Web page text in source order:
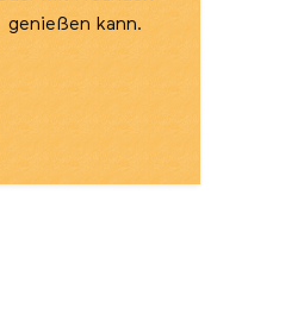
genießen kann.